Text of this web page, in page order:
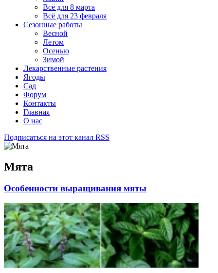
Всё для 8 марта
Всё для 23 февраля
Сезонные работы
Весной
Летом
Осенью
Зимой
Лекарственные растения
Ягоды
Сад
Форум
Контакты
Главная
О нас
Подписаться на этот канал RSS
Мята
Особенности выращивания мяты